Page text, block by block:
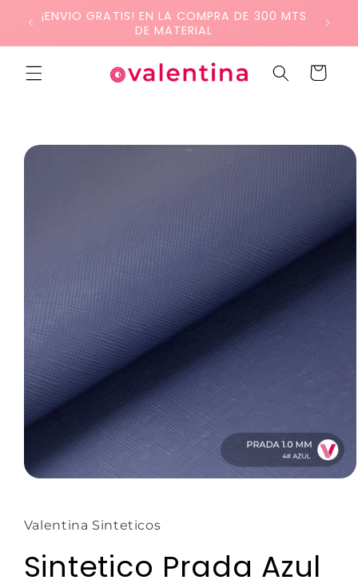
directamente
¡ENVIO GRATIS! EN LA COMPRA DE 300 MTS
DE MATERIAL
Carrito
directamente
a la
Valentina Sinteticos
Sintetico Prada Azul